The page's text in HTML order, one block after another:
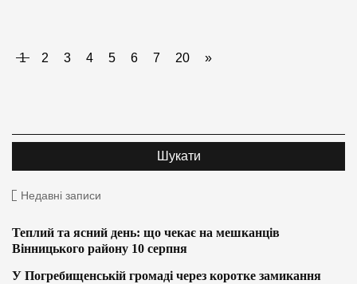
1 2 3 4 5 6 7 20 »
Недавні записи
Теплий та ясний день: що чекає на мешканців
Вінницького району 10 серпня
У Погребищенській громаді через коротке замикання